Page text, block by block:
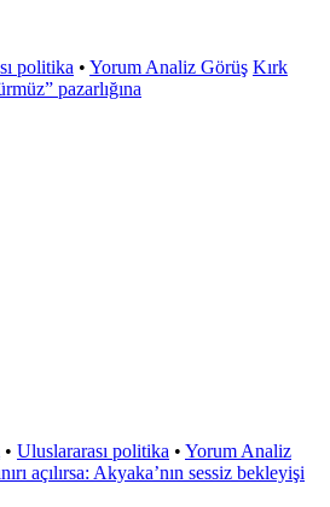
politika • Yorum Analiz Görüş Kırk
pazarlığına
• Uluslararası politika • Yorum Analiz
açılırsa: Akyaka’nın sessiz bekleyişi